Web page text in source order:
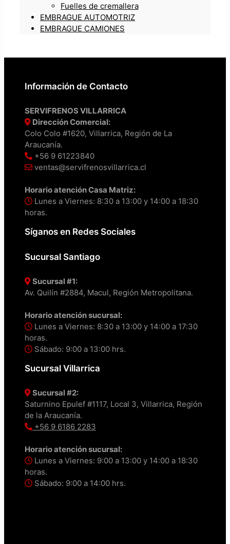
Fuelles de cremallera
EMBRAGUE AUTOMOTRIZ
EMBRAGUE CAMIONES
Información de Contacto
SERVIFRENOS VILLARRICA
Dirección Comercial:
Colo Colo #1620, Villarrica, Región de La
Araucanía.
+56 9 61223840
ventas@servifrenosvillarrica.cl
Horario atención Casa Matriz:
Lunes a Viernes: 8:30 a 13:00 y 14:00 a 18:30
horas.
Síganos en Redes Sociales
Sucursal Santiago
Sucursal #1:
Av. Quilín #2884, Macul, Región Metropolitana.
Horario atención sucursal:
Lunes a Viernes: 8:30 a 13:00 y 14:00 a 17:30
horas.
Sábado: 9:00 a 13:00 hrs.
Sucursal Villarrica
Sucursal #2:
Saturnino Epulef #1117, Local 3, Villarrica, Región
de la Araucanía.
+56 9 6186 2283
Horario atención sucursal:
Lunes a Viernes: 9:00 a 13:00 y 14:00 a 18:30
horas.
Sábado: 9:00 a 14:00 hrs.